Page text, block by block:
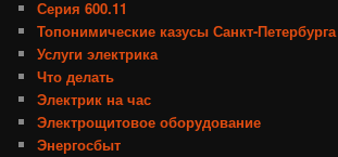
Серия 600.11
Топонимические казусы Санкт-Петербурга
Услуги электрика
Что делать
Электрик на час
Электрощитовое оборудование
Энергосбыт